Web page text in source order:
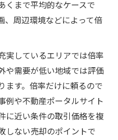
くまで平均的なケースで
、周辺環境などによって倍
実しているエリアでは倍率
や需要が低い地域では評価
ます。倍率だけに頼るので
例や不動産ポータルサイト
に近い条件の取引価格を複
しない売却のポイントで